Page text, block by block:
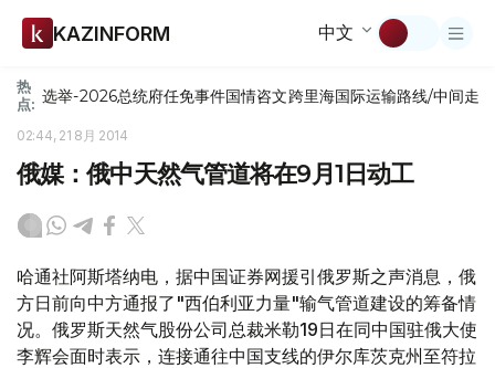
KAZINFORM 中文
热
点: 选举-2026总统府任免事件国情咨文跨里海国际运输路线/中间走廊
02:44, 21 8月 2014
俄媒：俄中天然气管道将在9月1日动工
哈通社阿斯塔纳电，据中国证券网援引俄罗斯之声消息，俄
方日前向中方通报了"西伯利亚力量"输气管道建设的筹备情
况。俄罗斯天然气股份公司总裁米勒19日在同中国驻俄大使
李辉会面时表示，连接通往中国支线的伊尔库茨克州至符拉